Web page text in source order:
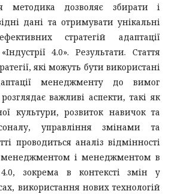
методика дозволяє збирати і
дані та отримувати унікальні
стратегій адаптації
4.0». Результати. Стаття
які можуть бути використані
менеджменту до вимог
важливі аспекти, такі як
культури, розвиток навичок та
управління змінами та
проводиться аналіз відмінності
і менеджментом в
4.0, зокрема в контексті змін у
використання нових технологій